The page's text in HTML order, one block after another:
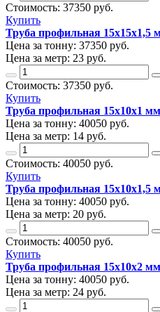
Стоимость: 37350 руб.
Купить
Труба профильная 15х15х1,5
Цена за тонну: 37350 руб.
Цена за метр: 23 руб.
Стоимость: 37350 руб.
Купить
Труба профильная 15х10х1 мм
Цена за тонну: 40050 руб.
Цена за метр: 14 руб.
Стоимость: 40050 руб.
Купить
Труба профильная 15х10х1,5
Цена за тонну: 40050 руб.
Цена за метр: 20 руб.
Стоимость: 40050 руб.
Купить
Труба профильная 15х10х2 мм
Цена за тонну: 40050 руб.
Цена за метр: 24 руб.